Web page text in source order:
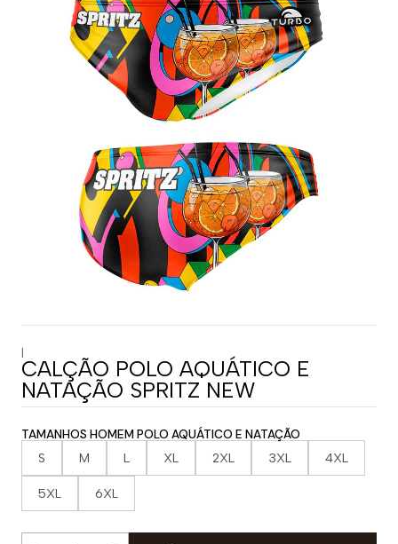
|
CALÇÃO POLO AQUÁTICO E
NATAÇÃO SPRITZ NEW
TAMANHOS HOMEM POLO AQUÁTICO E NATAÇÃO
S M L XL 2XL 3XL 4XL
5XL 6XL